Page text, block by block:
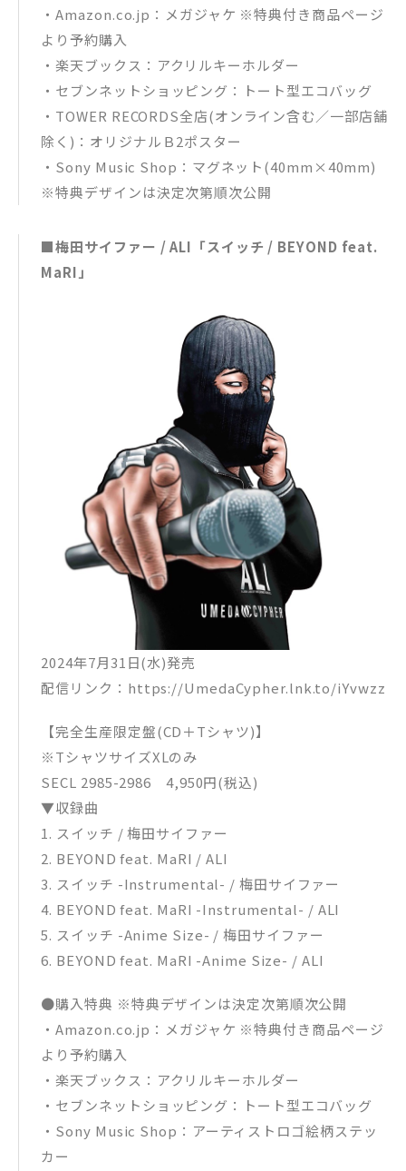
・Amazon.co.jp：メガジャケ ※特典付き商品ページ
より予約購入
・楽天ブックス：アクリルキーホルダー
・セブンネットショッピング：トート型エコバッグ
・TOWER RECORDS全店(オンライン含む／一部店舗
除く)：オリジナルＢ2ポスター
・Sony Music Shop：マグネット(40mm×40mm)
※特典デザインは決定次第順次公開
■梅田サイファー / ALI「スイッチ / BEYOND feat.
MaRI」
2024年7月31日(水)発売
配信リンク：https://UmedaCypher.lnk.to/iYvwzz
【完全生産限定盤(CD＋Tシャツ)】
※TシャツサイズXLのみ
SECL 2985-2986 4,950円(税込)
▼収録曲
1. スイッチ / 梅田サイファー
2. BEYOND feat. MaRI / ALI
3. スイッチ -Instrumental- / 梅田サイファー
4. BEYOND feat. MaRI -Instrumental- / ALI
5. スイッチ -Anime Size- / 梅田サイファー
6. BEYOND feat. MaRI -Anime Size- / ALI
●購入特典 ※特典デザインは決定次第順次公開
・Amazon.co.jp：メガジャケ ※特典付き商品ページ
より予約購入
・楽天ブックス：アクリルキーホルダー
・セブンネットショッピング：トート型エコバッグ
・Sony Music Shop：アーティストロゴ絵柄ステッ
カー